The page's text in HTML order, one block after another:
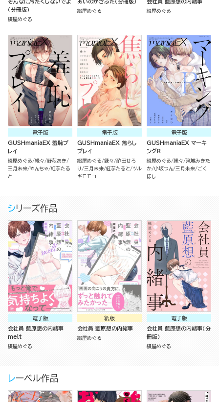
そんなに冷たくしないでよ
（分冊版）
綴屋めぐる
あいのかさぶた（分冊版）
綴屋めぐる
会社員 藍原想の内緒事
綴屋めぐる
電子版
GUSHmaniaEX 羞恥プ
レイ
綴屋めぐる 縁々 野萩あき
三月未来 やんちゃ 紅芋たる
と
電子版
GUSHmaniaEX 焦らし
プレイ
綴屋めぐる 縁々 酢田せろ
り
三月未来 紅芋たると ツル
ギモモコ
電子版
GUSHmaniaEX マーキ
ングR
綴屋めぐる 縁々 滝城みきた
か 小坂つん 三月未来 ごく
ほし
シリーズ作品
電子版
会社員 藍原想の内緒事
melt
綴屋めぐる
紙版
会社員 藍原想の内緒事
綴屋めぐる
電子版
会社員 藍原想の内緒事（分
冊版）
綴屋めぐる
レーベル作品